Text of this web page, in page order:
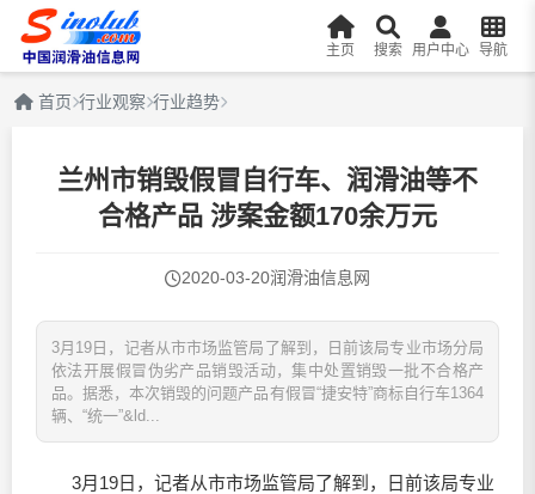
主页 搜索 用户中心 导航
首页 行业观察 行业趋势
兰州市销毁假冒自行车、润滑油等不
合格产品 涉案金额170余万元
2020-03-20润滑油信息网
3月19日，记者从市市场监管局了解到，日前该局专业市场分局
依法开展假冒伪劣产品销毁活动，集中处置销毁一批不合格产
品。据悉，本次销毁的问题产品有假冒“捷安特”商标自行车1364
辆、“统一”&ld...
3月19日，记者从市市场监管局了解到，日前该局专业